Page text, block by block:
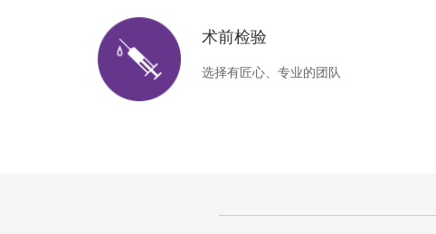
术前检验
选择有匠心、专业的团队